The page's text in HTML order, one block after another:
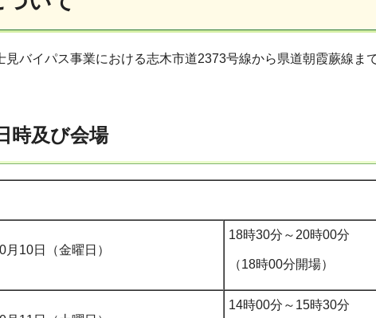
見バイパス事業における志木市道2373号線から県道朝霞蕨線ま
時及び会場
10日（金曜日）
18時30分～20時00分
（18時00分開場）
14時00分～15時30分